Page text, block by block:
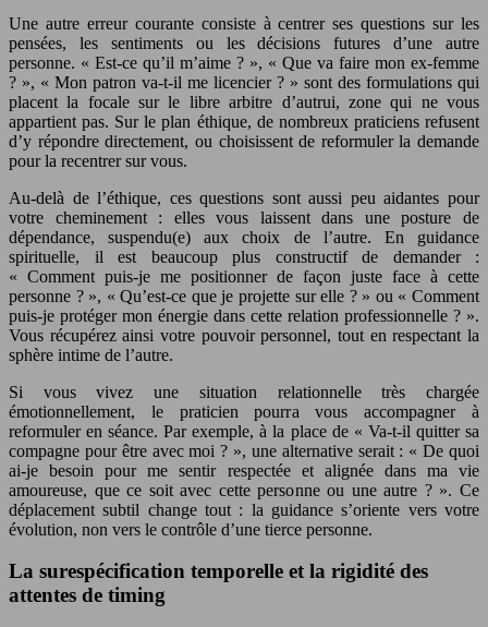
Une autre erreur courante consiste à centrer ses questions sur les
pensées, les sentiments ou les décisions futures d’une autre
personne. « Est-ce qu’il m’aime ? », « Que va faire mon ex-femme
? », « Mon patron va-t-il me licencier ? » sont des formulations qui
placent la focale sur le libre arbitre d’autrui, zone qui ne vous
appartient pas. Sur le plan éthique, de nombreux praticiens refusent
d’y répondre directement, ou choisissent de reformuler la demande
pour la recentrer sur vous.
Au-delà de l’éthique, ces questions sont aussi peu aidantes pour
votre cheminement : elles vous laissent dans une posture de
dépendance, suspendu(e) aux choix de l’autre. En guidance
spirituelle, il est beaucoup plus constructif de demander :
« Comment puis-je me positionner de façon juste face à cette
personne ? », « Qu’est-ce que je projette sur elle ? » ou « Comment
puis-je protéger mon énergie dans cette relation professionnelle ? ».
Vous récupérez ainsi votre pouvoir personnel, tout en respectant la
sphère intime de l’autre.
Si vous vivez une situation relationnelle très chargée
émotionnellement, le praticien pourra vous accompagner à
reformuler en séance. Par exemple, à la place de « Va-t-il quitter sa
compagne pour être avec moi ? », une alternative serait : « De quoi
ai-je besoin pour me sentir respectée et alignée dans ma vie
amoureuse, que ce soit avec cette personne ou une autre ? ». Ce
déplacement subtil change tout : la guidance s’oriente vers votre
évolution, non vers le contrôle d’une tierce personne.
La surespécification temporelle et la rigidité des
attentes de timing